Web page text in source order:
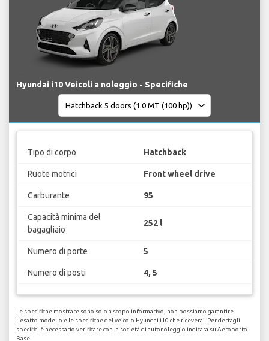
Hyundai i10 Veicoli a noleggio - Specifiche
Tipo di corpo Hatchback
Ruote motrici Front wheel drive
Carburante 95
Capacità minima del
bagagliaio
252 l
Numero di porte 5
Numero di posti 4, 5
Le specifiche mostrate sono solo a scopo informativo, non possiamo garantire
l'esatto modello e le specifiche del veicolo Hyundai i10 che riceverai. Per dettagli
specifici è necessario verificare con la società di autonoleggio indicata su Aeroporto
Basel.